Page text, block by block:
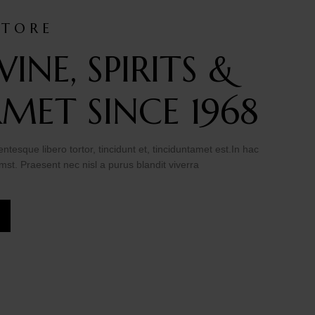
SPIRITS &
SINCE 1968
libero tortor, tincidunt et, tinciduntamet est.In hac
Praesent nec nisl a purus blandit viverra